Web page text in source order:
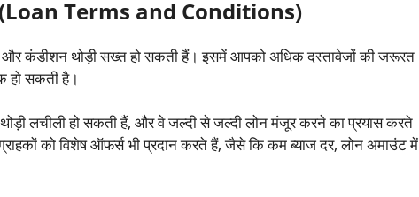
(Loan Terms and Conditions)
और कंडीशन थोड़ी सख्त हो सकती हैं। इसमें आपको अधिक दस्तावेजों की जरूरत
हो सकती है।
लचीली हो सकती हैं, और वे जल्दी से जल्दी लोन मंजूर करने का प्रयास करते
को विशेष ऑफर्स भी प्रदान करते हैं, जैसे कि कम ब्याज दर, लोन अमाउंट में